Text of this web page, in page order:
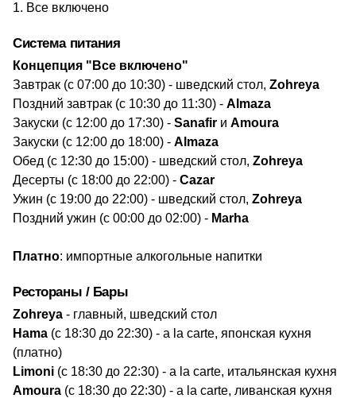
Все включено
Система питания
​Концепция "Все включено"
Завтрак (с 07:00 до 10:30) - шведский стол, Zohreya
Поздний завтрак (с 10:30 до 11:30) - Almaza
Закуски (с 12:00 до 17:30) - Sanafir и Amoura
Закуски (с 12:00 до 18:00) - Almaza
Обед (с 12:30 до 15:00) - шведский стол, Zohreya
Десерты (с 18:00 до 22:00) - Cazar
Ужин (с 19:00 до 22:00) - шведский стол, Zohreya
Поздний ужин (с 00:00 до 02:00) - Marha
Платно: импортные алкогольные напитки
Рестораны / Бары
Zohreya - главный, шведский стол
Hama (с 18:30 до 22:30) - a la carte, японская кухня
(платно)
Limoni (с 18:30 до 22:30) - a la carte, итальянская кухня
Amoura (с 18:30 до 22:30) - a la carte, ливанская кухня